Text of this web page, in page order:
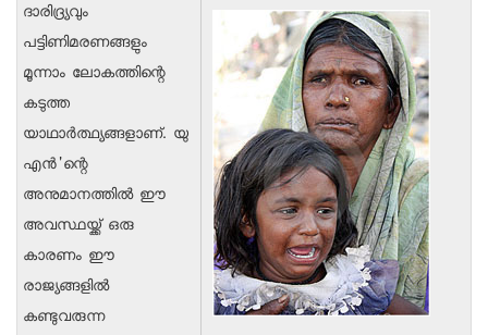
ദാരിദ്ര്യവും
പട്ടിണിമരണങ്ങളും
മൂന്നാം ലോകത്തിന്റെ
കടുത്ത
യാഥാര്‍ത്ഥ്യങ്ങളാണ്. യു
എന്‍'ന്റെ
അനുമാനത്തില്‍ ഈ
അവസ്ഥയ്ക്ക് ഒരു
കാരണം ഈ
രാജ്യങ്ങളില്‍
കണ്ടുവരുന്ന